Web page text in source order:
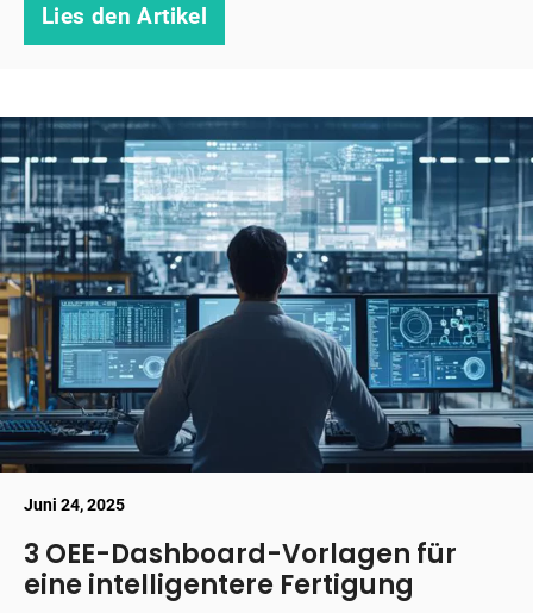
Lies den Artikel
Juni 24, 2025
3 OEE-Dashboard-Vorlagen für
eine intelligentere Fertigung